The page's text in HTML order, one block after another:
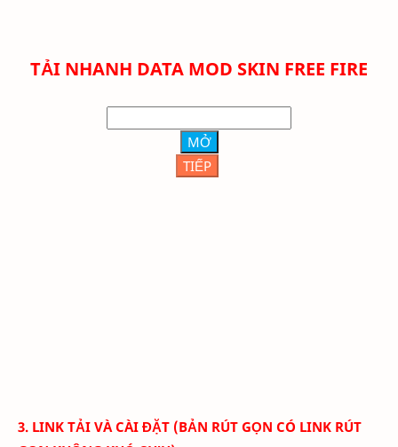
TẢI NHANH DATA MOD SKIN FREE FIRE
MỞ
TIẾP
3. LINK TẢI VÀ CÀI ĐẶT (BẢN RÚT GỌN CÓ LINK RÚT